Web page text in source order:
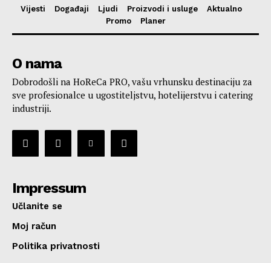
Vijesti Događaji Ljudi Proizvodi i usluge
Aktualno
Promo
Planer
O nama
Dobrodošli na HoReCa PRO, vašu vrhunsku destinaciju za
sve profesionalce u ugostiteljstvu, hotelijerstvu i catering
industriji.
Impressum
Učlanite se
Moj račun
Politika privatnosti